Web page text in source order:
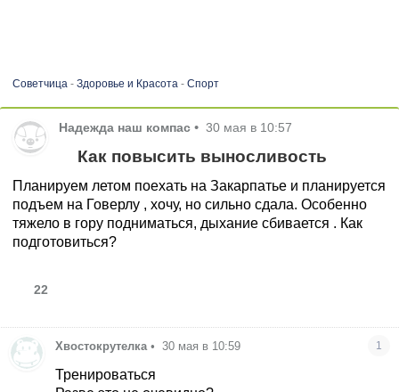
Советчица- Здоровье и Красота- Спорт
Надежда наш компас • 30 мая в 10:57
Как повысить выносливость
Планируем летом поехать на Закарпатье и планируется
подъем на Говерлу , хочу, но сильно сдала. Особенно
тяжело в гору подниматься, дыхание сбивается . Как
подготовиться?
22
Xвостокрутелка • 30 мая в 10:59 1
Тренироваться